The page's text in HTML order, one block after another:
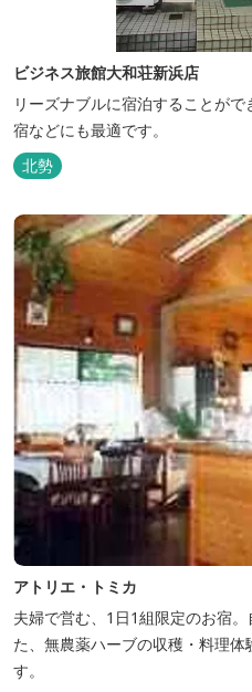
ビジネス旅館大和荘新浜店
リーズナブルに宿泊することが
宿などにも最適です。
北勢
アトリエ・トミカ
夫婦で営む、1日1組限定のお宿
た、無農薬ハーブの収穫・料理
す。